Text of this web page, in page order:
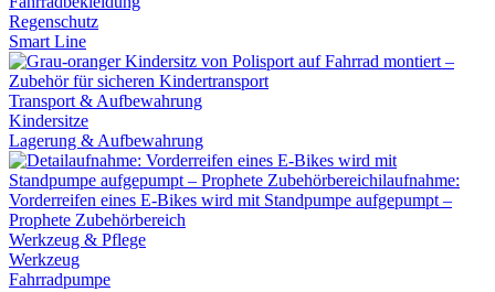
Regenschutz
Smart Line
Transport & Aufbewahrung
Kindersitze
Lagerung & Aufbewahrung
Werkzeug & Pflege
Werkzeug
Fahrradpumpe